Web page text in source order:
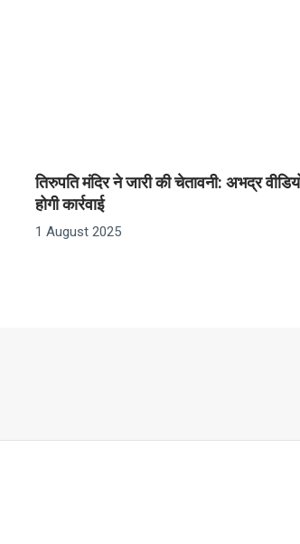
तिरुपति मंदिर ने जारी की चेतावनी: अभद्र
होगी कार्रवाई
1 August 2025